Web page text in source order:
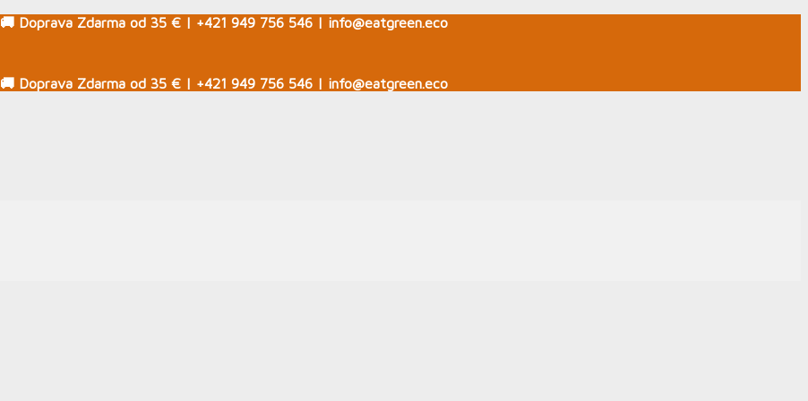
🚚 Doprava Zdarma od 35 € | +421 949 756 546 | info@eatgreen.eco
🚚 Doprava Zdarma od 35 € | +421 949 756 546 | info@eatgreen.eco